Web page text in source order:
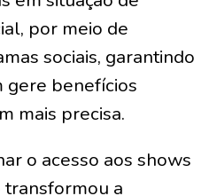
por meio de
sociais, garantindo
gere benefícios
mais precisa.
o acesso aos shows
transformou a